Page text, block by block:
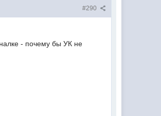
#290
- почему бы УК не